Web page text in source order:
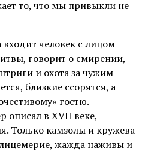
то, что мы привыкли не
человек с лицом
говорит о смирении,
и охота за чужим
близкие ссорятся, а
гостю.
описал в XVII веке,
Только камзолы и кружева
жажда наживы и